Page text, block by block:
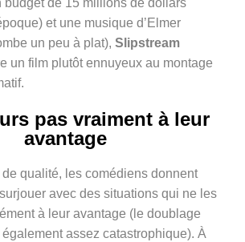
budget de 15 millions de dollars
et une musique d’Elmer
un peu à plat), Slipstream
un film plutôt ennuyeux au montage
pas vraiment à leur
avantage
qualité, les comédiens donnent
surjouer avec des situations qui ne les
à leur avantage (le doublage
également assez catastrophique). À